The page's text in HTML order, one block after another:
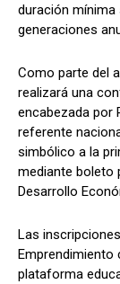
duración
generaciones
Como parte del
realizará una
encabezada por
referente
simbólico a la
mediante boleto
Desarrollo
Las
Emprendimiento
plataforma